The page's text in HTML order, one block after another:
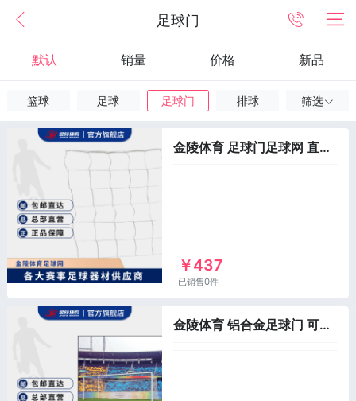
足球门
默认 销量 价格 新品
篮球 足球 足球门 排球 筛选
金陵体育 足球门足球网 直插 移动式 标准比赛训练 加粗耐用便携
￥437
已销售0件
金陵体育 铝合金足球门 可移动 直插式 成人 中学生便携比赛 单个